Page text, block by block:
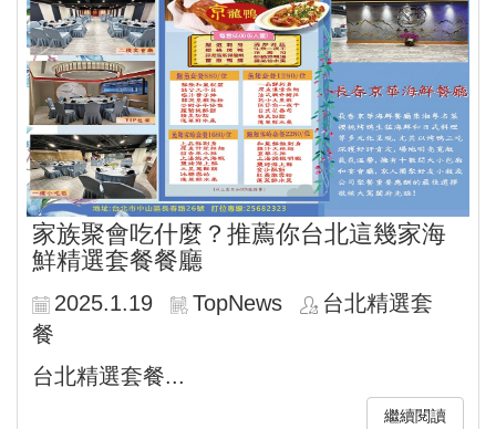
家族聚會吃什麼？推薦你台北這幾家海
鮮精選套餐餐廳
2025.1.19 TopNews
台北精選套
餐
台北精選套餐...
繼續閱讀